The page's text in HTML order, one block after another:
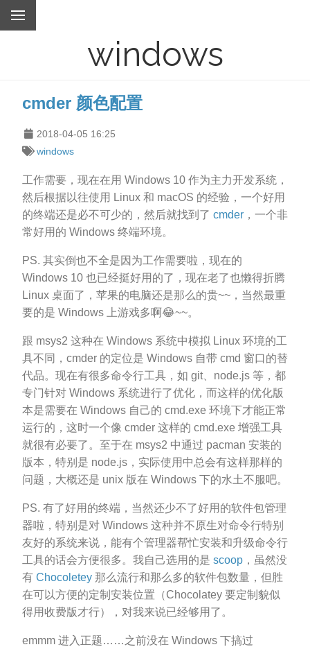
windows
cmder 颜色配置
2018-04-05 16:25
windows
工作需要，现在在用 Windows 10 作为主力开发系统，
然后根据以往使用 Linux 和 macOS 的经验，一个好用
的终端还是必不可少的，然后就找到了 cmder ，一个非
常好用的 Windows 终端环境。
PS. 其实倒也不全是因为工作需要啦，现在的
Windows 10 也已经挺好用的了，现在老了也懒得折腾
Linux 桌面了，苹果的电脑还是那么的贵~~，当然最重
要的是 Windows 上游戏多啊😂~~。
跟 msys2 这种在 Windows 系统中模拟 Linux 环境的工
具不同，cmder 的定位是 Windows 自带 cmd 窗口的替
代品。现在有很多命令行工具，如 git、node.js 等，都
专门针对 Windows 系统进行了优化，而这样的优化版
本是需要在 Windows 自己的 cmd.exe 环境下才能正常
运行的，这时一个像 cmder 这样的 cmd.exe 增强工具
就很有必要了。至于在 msys2 中通过 pacman 安装的
版本，特别是 node.js，实际使用中总会有这样那样的
问题，大概还是 unix 版在 Windows 下的水土不服吧。
PS. 有了好用的终端，当然还少不了好用的软件包管理
器啦，特别是对 Windows 这种并不原生对命令行特别
友好的系统来说，能有个管理器帮忙安装和升级命令行
工具的话会方便很多。我自己选用的是 scoop ，虽然没
有 Chocoletey 那么流行和那么多的软件包数量，但胜
在可以方便的定制安装位置（Chocolatey 要定制貌似
得用收费版才行），对我来说已经够用了。
emmm 进入正题……之前没在 Windows 下搞过